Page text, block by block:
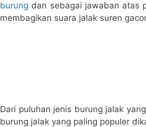
burung dan sebagai jawaban atas
membagikan suara jalak suren
Dari puluhan jenis burung jalak
burung jalak yang paling populer